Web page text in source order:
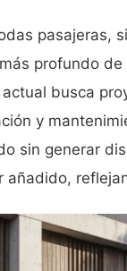
pasajeras,
profundo
busca
y
sin generar